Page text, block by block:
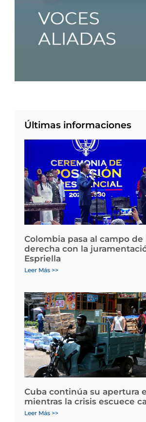
Últimas informaciones
Colombia pasa al campo de
derecha con la
Espriella
Leer Más >>
Cuba continúa su apertura
mientras la crisis escuece
Leer Más >>